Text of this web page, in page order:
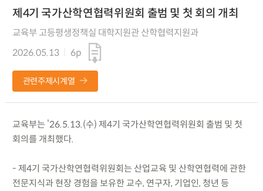
제4기 국가산학연협력위원회 출범 및 첫 회의 개최
교육부 고등평생정책실 대학지원관 산학협력지원과
2026.05.13
6p
관련주제시계열
교육부는 ’26.5.13.(수) 제4기 국가산학연협력위원회 출범 및 첫
회의를 개최했다.
- 제4기 국가산학연협력위원회는 산업교육 및 산학연협력에 관한
전문지식과 현장 경험을 보유한 교수, 연구자, 기업인, 청년 등